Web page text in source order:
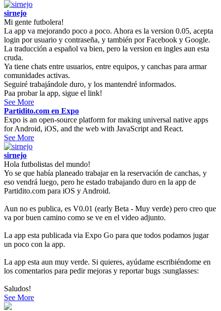
sirnejo
Mi gente futbolera!
La app va mejorando poco a poco. Ahora es la version 0.05, acepta
login por usuario y contraseña, y también por Facebook y Google.
La traducción a español va bien, pero la version en ingles aun esta
cruda.
Ya tiene chats entre usuarios, entre equipos, y canchas para armar
comunidades activas.
Seguiré trabajándole duro, y los mantendré informados.
Paa probar la app, sigue el link!
See More
Partidito.com en Expo
Expo is an open-source platform for making universal native apps
for Android, iOS, and the web with JavaScript and React.
See More
sirnejo
Hola futbolistas del mundo!
Yo se que había planeado trabajar en la reservación de canchas, y
eso vendrá luego, pero he estado trabajando duro en la app de
Partidito.com para iOS y Android.
Aun no es publica, es V0.01 (early Beta - Muy verde) pero creo que
va por buen camino como se ve en el video adjunto.
La app esta publicada via Expo Go para que todos podamos jugar
un poco con la app.
La app esta aun muy verde. Si quieres, ayúdame escribiéndome en
los comentarios para pedir mejoras y reportar bugs :sunglasses:
Saludos!
See More